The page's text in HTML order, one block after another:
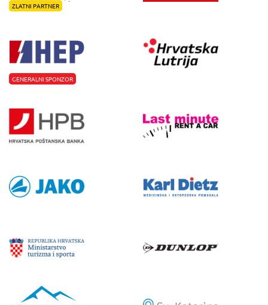
ZLATNI PARTNER
GENERALNI SPONZOR